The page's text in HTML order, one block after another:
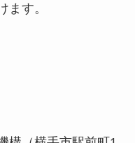
ます。